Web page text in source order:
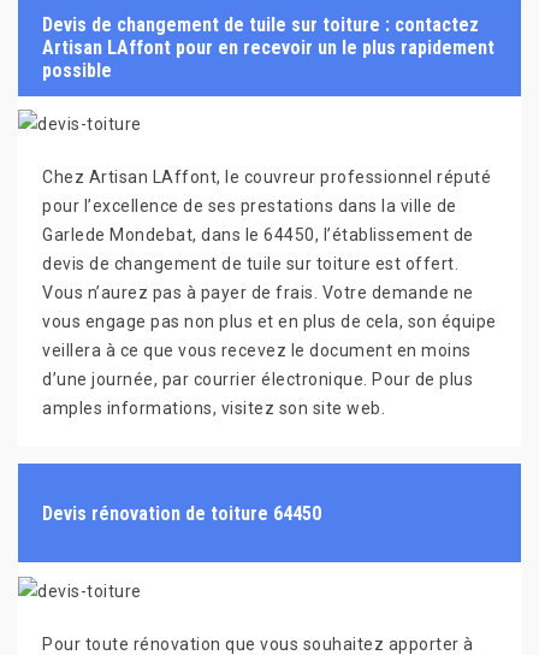
Devis de changement de tuile sur toiture : contactez
Artisan LAffont pour en recevoir un le plus rapidement
possible
Chez Artisan LAffont, le couvreur professionnel réputé
pour l’excellence de ses prestations dans la ville de
Garlede Mondebat, dans le 64450, l’établissement de
devis de changement de tuile sur toiture est offert.
Vous n’aurez pas à payer de frais. Votre demande ne
vous engage pas non plus et en plus de cela, son équipe
veillera à ce que vous recevez le document en moins
d’une journée, par courrier électronique. Pour de plus
amples informations, visitez son site web.
Devis rénovation de toiture 64450
Pour toute rénovation que vous souhaitez apporter à